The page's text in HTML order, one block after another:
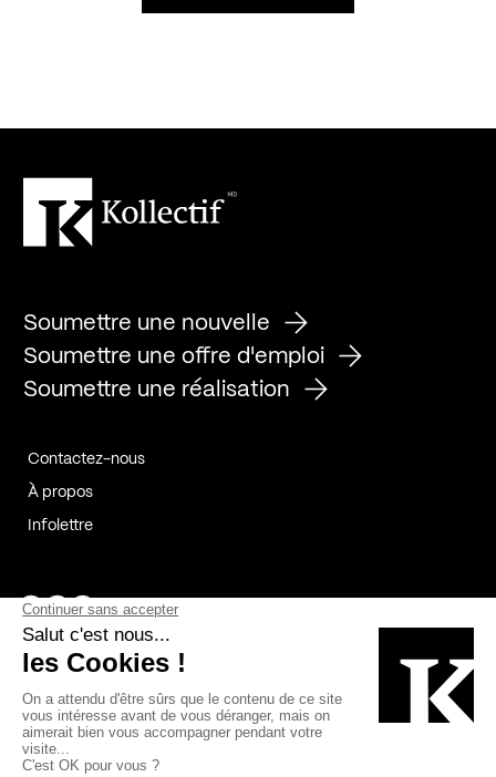
Soumettre une nouvelle
Soumettre une offre d'emploi
Soumettre une réalisation
Contactez-nous
À propos
Infolettre
Page Facebook de Kollectif
Page Instagram de Kollectif
Page Linkedin de Kollectif